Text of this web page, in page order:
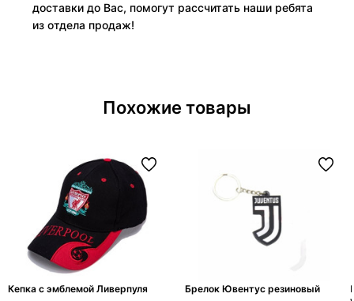
доставки до Вас, помогут рассчитать наши ребята
из отдела продаж!
Похожие товары
Кепка с эмблемой Ливерпуля Брелок Ювентус резиновый